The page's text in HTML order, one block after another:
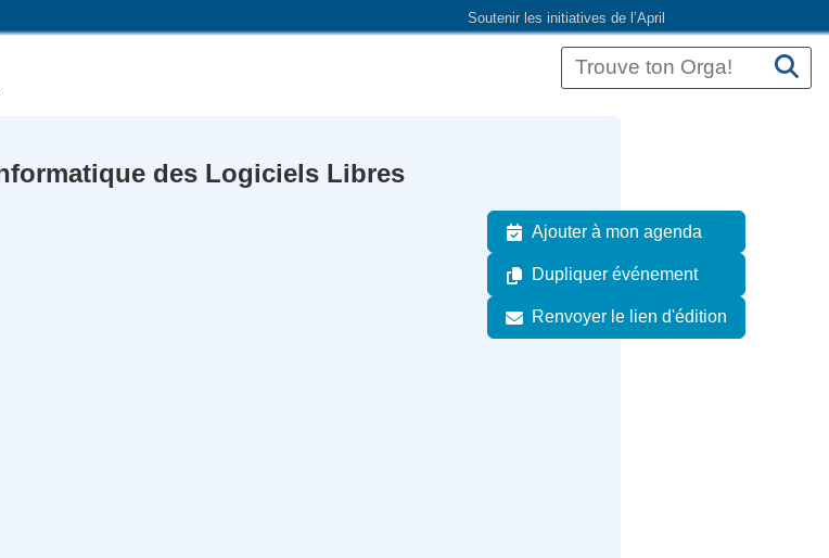
Soutenir les initiatives de l’April
des Logiciels Libres
Ajouter à mon agenda
Dupliquer événement
Renvoyer le lien d'édition